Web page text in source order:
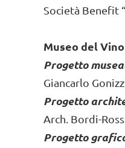
Società Benefit
Museo del
Progetto
Giancarlo
Progetto
Arch. Bordi-
Progetto